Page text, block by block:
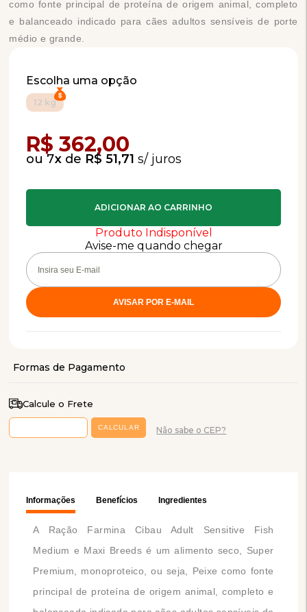
como fonte principal de proteína de origem animal, completo
e balanceado indicado para cães adultos sensíveis de porte
médio e grande.
Escolha uma opção
12 kg
R$ 362,00
7x de R$ 51,71
Produto Indisponível
Avise-me quando chegar
Calcule o Frete
Não sabe o CEP?
Informações Benefícios Ingredientes
A Ração Farmina Cibau Adult Sensitive Fish
Medium e Maxi Breeds é um alimento seco, Super
Premium, monoproteico, ou seja, Peixe como fonte
principal de proteína de origem animal, completo e